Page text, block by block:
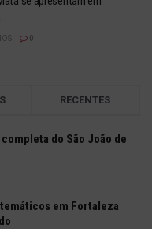
RECENTES
do São João de
em Fortaleza